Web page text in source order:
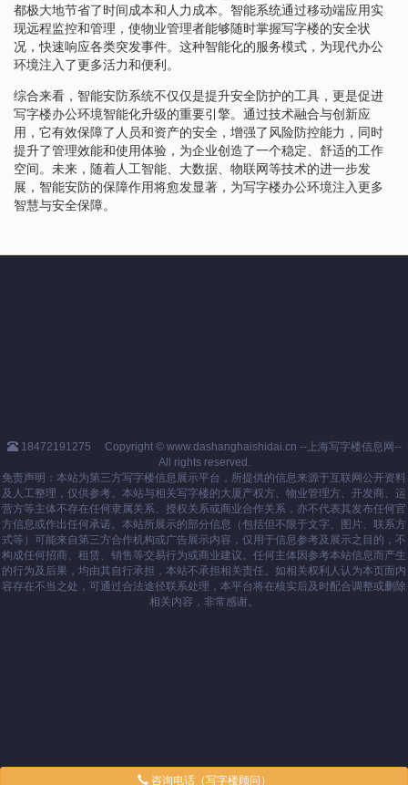
都极大地节省了时间成本和人力成本。智能系统通过移动端应用实
现远程监控和管理，使物业管理者能够随时掌握写字楼的安全状
况，快速响应各类突发事件。这种智能化的服务模式，为现代办公
环境注入了更多活力和便利。
综合来看，智能安防系统不仅仅是提升安全防护的工具，更是促进
写字楼办公环境智能化升级的重要引擎。通过技术融合与创新应
用，它有效保障了人员和资产的安全，增强了风险防控能力，同时
提升了管理效能和使用体验，为企业创造了一个稳定、舒适的工作
空间。未来，随着人工智能、大数据、物联网等技术的进一步发
展，智能安防的保障作用将愈发显著，为写字楼办公环境注入更多
智慧与安全保障。
18472191275
Copyright © www.dashanghaishidai.cn --上海写字楼信息网--
All rights reserved.
免责声明：本站为第三方写字楼信息展示平台，所提供的信息来源于互联网公开资料
及人工整理，仅供参考。本站与相关写字楼的大厦产权方、物业管理方、开发商、运
营方等主体不存在任何隶属关系、授权关系或商业合作关系，亦不代表其发布任何官
方信息或作出任何承诺。本站所展示的部分信息（包括但不限于文字、图片、联系方
式等）可能来自第三方合作机构或广告展示内容，仅用于信息参考及展示之目的，不
构成任何招商、租赁、销售等交易行为或商业建议。任何主体因参考本站信息而产生
的行为及后果，均由其自行承担，本站不承担相关责任。如相关权利人认为本页面内
容存在不当之处，可通过合法途径联系处理，本平台将在核实后及时配合调整或删除
相关内容，非常感谢。
咨询电话（写字楼顾问）